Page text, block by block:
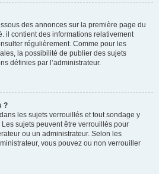
des annonces sur la première page du
il contient des informations relativement
régulièrement. Comme pour les
la possibilité de publier des sujets
définies par l’administrateur.
?
les sujets verrouillés et tout sondage y
sujets peuvent être verrouillés pour
ou un administrateur. Selon les
vous pouvez ou non verrouiller